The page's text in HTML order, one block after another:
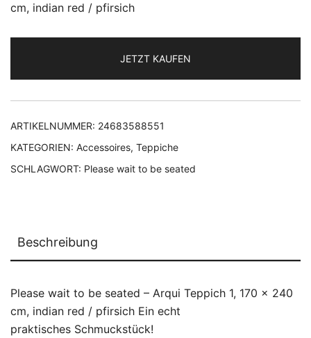
cm, indian red / pfirsich
JETZT KAUFEN
ARTIKELNUMMER: 24683588551
KATEGORIEN: Accessoires, Teppiche
SCHLAGWORT: Please wait to be seated
Beschreibung
Please wait to be seated – Arqui Teppich 1, 170 x 240
cm, indian red / pfirsich Ein echt
praktisches Schmuckstück!